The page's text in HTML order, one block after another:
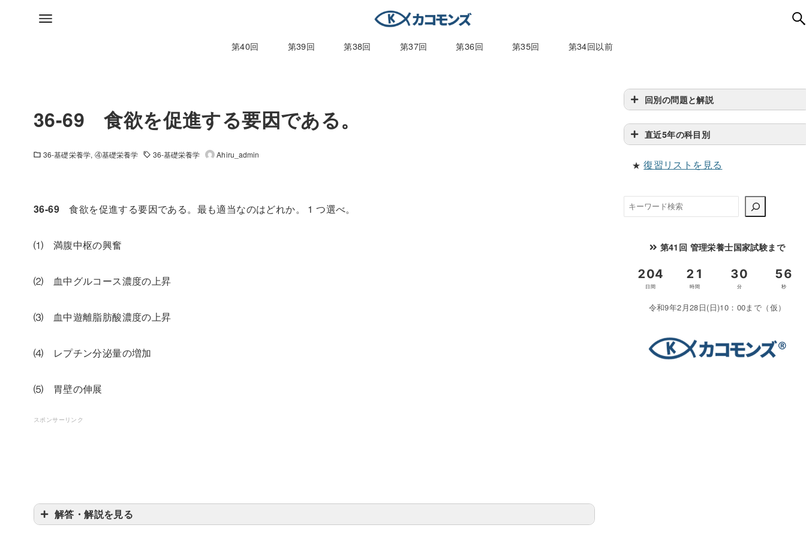
第40回 第39回 第38回 第37回 第36回 第35回 第34回以前
36-69 食欲を促進する要因である。
36-基礎栄養学 ④基礎栄養学 36-基礎栄養学 Ahiru_admin
36-69 食欲を促進する要因である。最も適当なのはどれか。 1 つ選べ。
⑴ 満腹中枢の興奮
⑵ 血中グルコース濃度の上昇
⑶ 血中遊離脂肪酸濃度の上昇
⑷ レプチン分泌量の増加
⑸ 胃壁の伸展
スポンサーリンク
解答・解説を見る
回別の問題と解説
直近5年の科目別
★復習リストを見る
検
索
第41回 管理栄養士国家試験まで
令和9年2月28日(日)10：00まで（仮）